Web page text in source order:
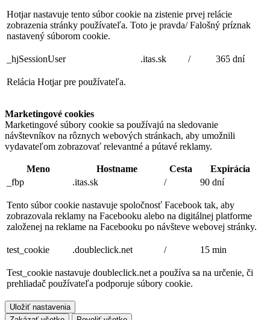
Hotjar nastavuje tento súbor cookie na zistenie prvej relácie
zobrazenia stránky používateľa. Toto je pravda/ Falošný príznak
nastavený súborom cookie.
_hjSessionUser .itas.sk / 365 dní
Relácia Hotjar pre používateľa.
Marketingové cookies
Marketingové súbory cookie sa používajú na sledovanie
návštevníkov na rôznych webových stránkach, aby umožnili
vydavateľom zobrazovať relevantné a pútavé reklamy.
Meno Hostname Cesta
Expirácia
_fbp
.itas.sk / 90 dní
Tento súbor cookie nastavuje spoločnosť Facebook tak, aby
zobrazovala reklamy na Facebooku alebo na digitálnej platforme
založenej na reklame na Facebooku po návšteve webovej stránky.
test_cookie .doubleclick.net / 15 min
Test_cookie nastavuje doubleclick.net a používa sa na určenie, či
prehliadač používateľa podporuje súbory cookie.
Uložiť nastavenia